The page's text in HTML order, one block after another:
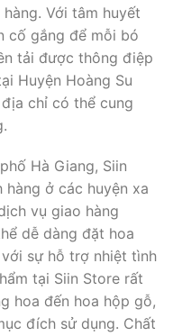
Với tâm huyết
cố gắng để mỗi bó
tải được thông điệp
Huyện Hoàng Su
chỉ có thể cung
Hà Giang, Siin
hàng ở các huyện xa
vụ giao hàng
dễ dàng đặt hoa
sự hỗ trợ nhiệt tình
tại Siin Store rất
hoa đến hoa hộp gỗ,
đích sử dụng. Chất